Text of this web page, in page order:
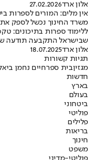
אלון ארד27.02.2026
אין מלים: המורים לספרות
משרד החינוך נכשל לספק
ללימוד ספרות בתיכונים:
שבישראל התקבעה תודעה
אלון ארד18.07.2025
תגיות קשורות
מגזיןבית ספרחיים נחמן
חדשות
בארץ
בעולם
ביטחוני
פוליטי
פלילים
בריאות
חינוך
משפט